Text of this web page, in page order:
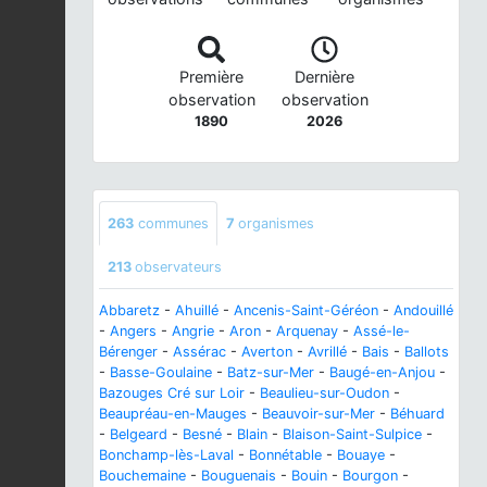
Première
observation
1890
Dernière
observation
2026
263 communes 7 organismes
213 observateurs
Abbaretz - Ahuillé - Ancenis-Saint-Géréon - Andouillé
- Angers - Angrie - Aron - Arquenay - Assé-le-
Bérenger - Assérac - Averton - Avrillé - Bais - Ballots
- Basse-Goulaine - Batz-sur-Mer - Baugé-en-Anjou -
Bazouges Cré sur Loir - Beaulieu-sur-Oudon -
Beaupréau-en-Mauges - Beauvoir-sur-Mer - Béhuard
- Belgeard - Besné - Blain - Blaison-Saint-Sulpice -
Bonchamp-lès-Laval - Bonnétable - Bouaye -
Bouchemaine - Bouguenais - Bouin - Bourgon -